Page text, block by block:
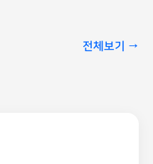
전체보기 →